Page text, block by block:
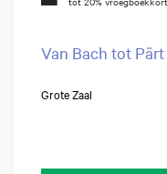
Van Bach tot Pärt
Grote Zaal